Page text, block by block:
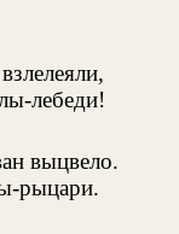
лебеди!
выцвело.
рыцари.